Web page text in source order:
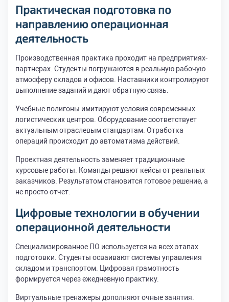
Практическая подготовка по
направлению операционная
деятельность
Производственная практика проходит на предприятиях-
партнерах. Студенты погружаются в реальную рабочую
атмосферу складов и офисов. Наставники контролируют
выполнение заданий и дают обратную связь.
Учебные полигоны имитируют условия современных
логистических центров. Оборудование соответствует
актуальным отраслевым стандартам. Отработка
операций происходит до автоматизма действий.
Проектная деятельность заменяет традиционные
курсовые работы. Команды решают кейсы от реальных
заказчиков. Результатом становится готовое решение, а
не просто отчет.
Цифровые технологии в обучении
операционной деятельности
Специализированное ПО используется на всех этапах
подготовки. Студенты осваивают системы управления
складом и транспортом. Цифровая грамотность
формируется через ежедневную практику.
Виртуальные тренажеры дополняют очные занятия.